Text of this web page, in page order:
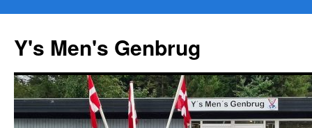
Y's Men's Genbrug